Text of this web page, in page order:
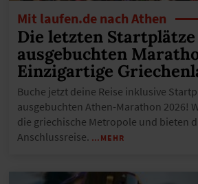
Mit laufen.de nach Athen
Die letzten
ausgebuchten
Einzigartige
Buche jetzt deine Reise inklusive
ausgebuchten Athen-Marathon 2026!
die griechische Metropole und bieten
Anschlussreise. …MEHR